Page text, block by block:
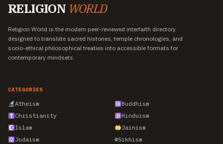
RELIGION WORLD
Religion World is the modern peer-reviewed interfaith directory
designed to translate sacred histories, temple chronologies, and
socio-ethical philosophical treaties into accessible formats for
contemporary mindsets.
CATEGORIES
Atheism
Buddhism
Christianity
Hinduism
Islam
Jainism
Judaism
☬Sikhism